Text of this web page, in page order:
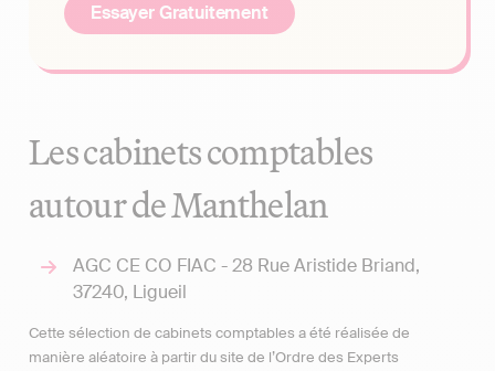
Essayer Gratuitement
Les cabinets comptables
autour de Manthelan
AGC CE CO FIAC - 28 Rue Aristide Briand,
37240, Ligueil
Cette sélection de cabinets comptables a été réalisée de
manière aléatoire à partir du site de l’Ordre des Experts